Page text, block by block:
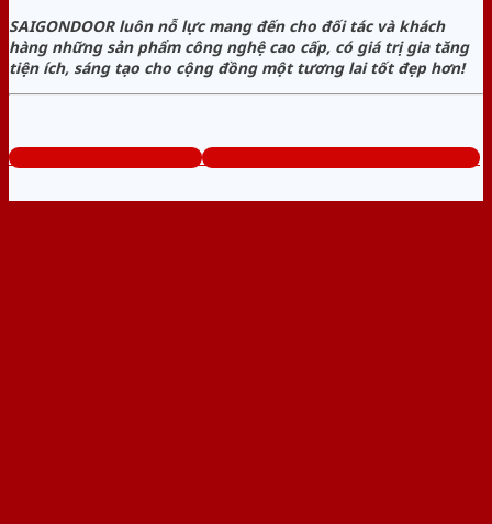
SAIGONDOOR luôn nỗ lực mang đến cho đối tác và khách
hàng những sản phẩm công nghệ cao cấp, có giá trị gia tăng
tiện ích, sáng tạo cho cộng đồng một tương lai tốt đẹp hơn!
www.cuanhuanhatam.com Tổng đài tư vấn miễn phí: 0824.400.400